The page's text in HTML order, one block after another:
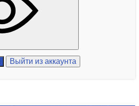
Выйти из аккаунта